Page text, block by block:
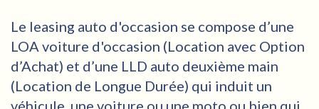
Le leasing auto d'occasion se compose d’une
LOA voiture d'occasion (Location avec Option
d’Achat) et d’une LLD auto deuxième main
(Location de Longue Durée) qui induit un
véhicule, une voiture ou une moto ou bien qui